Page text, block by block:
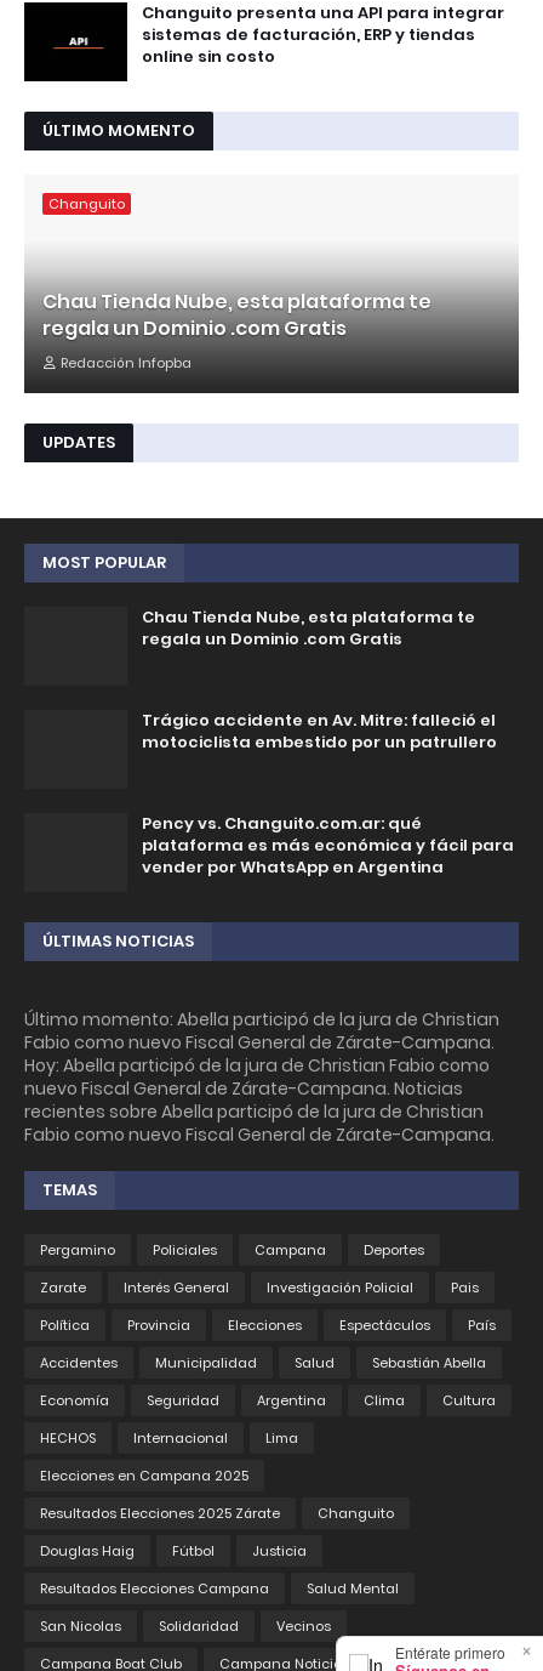
×
Entérate primero
Changuito presenta una API para integrar
sistemas de facturación, ERP y tiendas
online sin costo
ÚLTIMO MOMENTO
Changuito
Chau Tienda Nube, esta plataforma te
regala un Dominio .com Gratis
Redacción Infopba
UPDATES
MOST POPULAR
Chau Tienda Nube, esta plataforma te
regala un Dominio .com Gratis
Trágico accidente en Av. Mitre: falleció el
motociclista embestido por un patrullero
Pency vs. Changuito.com.ar: qué
plataforma es más económica y fácil para
vender por WhatsApp en Argentina
ÚLTIMAS NOTICIAS
Último momento: Abella participó de la jura de Christian
Fabio como nuevo Fiscal General de Zárate-Campana.
Hoy: Abella participó de la jura de Christian Fabio como
nuevo Fiscal General de Zárate-Campana. Noticias
recientes sobre Abella participó de la jura de Christian
Fabio como nuevo Fiscal General de Zárate-Campana.
TEMAS
Pergamino Policiales Campana
Deportes
Zarate
Interés General Investigación Policial
Pais
Política
Provincia Elecciones Espectáculos
País
Accidentes
Municipalidad Salud
Sebastián Abella
Economía
Seguridad Argentina Clima
Cultura
HECHOS
Internacional
Lima
Elecciones en Campana 2025
Resultados Elecciones 2025 Zárate
Changuito
Douglas Haig
Fútbol
Justicia
Resultados Elecciones Campana
Salud Mental
San Nicolas
Solidaridad
Vecinos
Campana Boat Club
Campana Noticias Educación